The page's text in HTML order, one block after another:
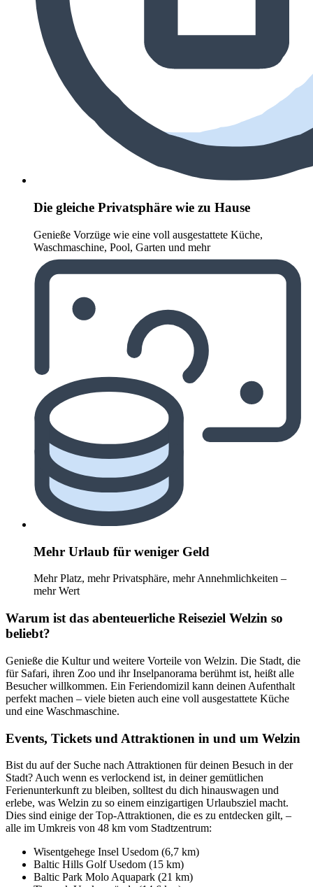
Die gleiche Privatsphäre wie zu Hause
Genieße Vorzüge wie eine voll ausgestattete Küche,
Waschmaschine, Pool, Garten und mehr
Mehr Urlaub für weniger Geld
Mehr Platz, mehr Privatsphäre, mehr Annehmlichkeiten –
mehr Wert
Warum ist das abenteuerliche Reiseziel Welzin so
beliebt?
Genieße die Kultur und weitere Vorteile von Welzin. Die Stadt, die
für Safari, ihren Zoo und ihr Inselpanorama berühmt ist, heißt alle
Besucher willkommen. Ein Feriendomizil kann deinen Aufenthalt
perfekt machen – viele bieten auch eine voll ausgestattete Küche
und eine Waschmaschine.
Events, Tickets und Attraktionen in und um Welzin
Bist du auf der Suche nach Attraktionen für deinen Besuch in der
Stadt? Auch wenn es verlockend ist, in deiner gemütlichen
Ferienunterkunft zu bleiben, solltest du dich hinauswagen und
erlebe, was Welzin zu so einem einzigartigen Urlaubsziel macht.
Dies sind einige der Top-Attraktionen, die es zu entdecken gilt, –
alle im Umkreis von 48 km vom Stadtzentrum:
Wisentgehege Insel Usedom (6,7 km)
Baltic Hills Golf Usedom (15 km)
Baltic Park Molo Aquapark (21 km)